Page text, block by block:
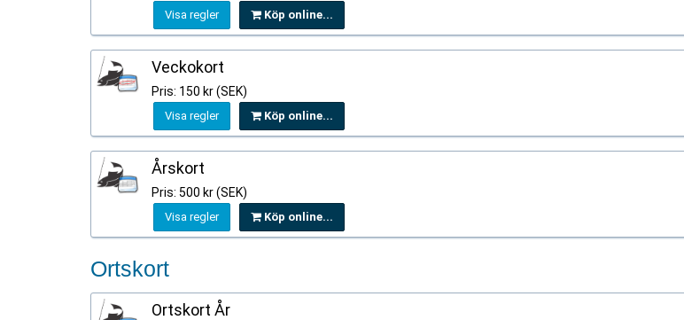
Visa regler Köp online...
Veckokort
Pris: 150 kr (SEK)
Visa regler Köp online...
Årskort
Pris: 500 kr (SEK)
Visa regler Köp online...
Ortskort
Ortskort År